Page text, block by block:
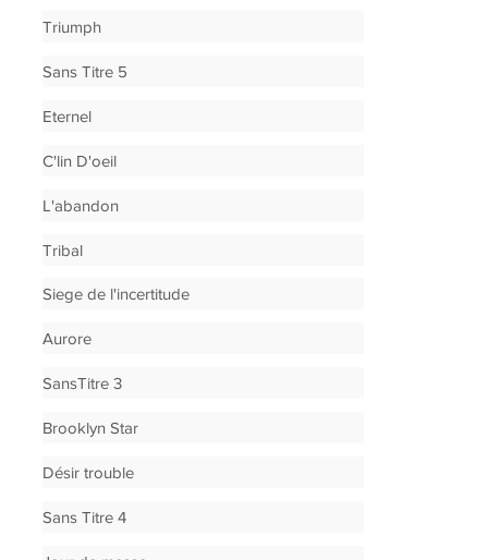
Triumph
Sans Titre 5
Eternel
C'lin D'oeil
L'abandon
Tribal
Siege de l'incertitude
Aurore
SansTitre 3
Brooklyn Star
Désir trouble
Sans Titre 4